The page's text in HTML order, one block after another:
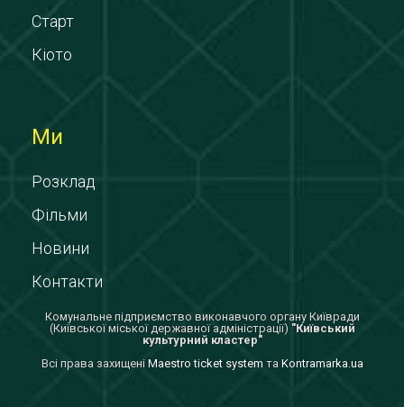
Старт
Кіото
Ми
Розклад
Фільми
Новини
Контакти
Комунальне підприємство виконавчого органу Київради
(Київської міської державної адміністрації) "Київський
культурний кластер"
Всi права захищенi Maestro ticket system та Kontramarka.ua